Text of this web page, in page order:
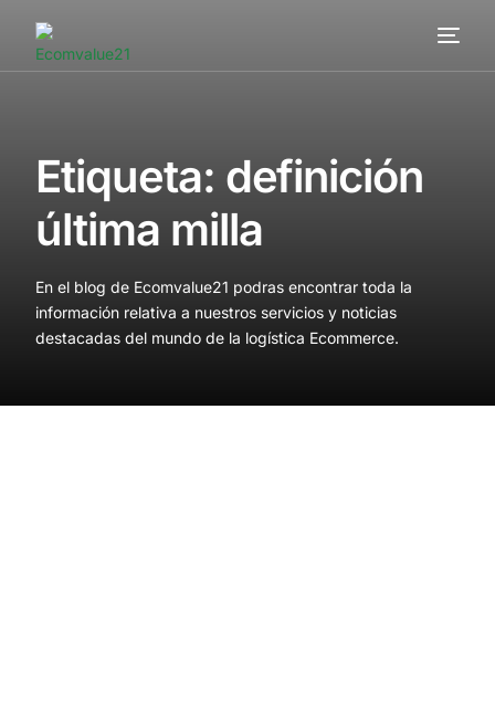
Etiqueta: definición
última milla
En el blog de Ecomvalue21 podras encontrar toda la
información relativa a nuestros servicios y noticias
destacadas del mundo de la logística Ecommerce.
Valor añadido
Blog